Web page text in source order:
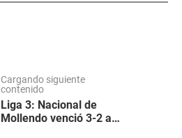
Cargando siguiente
contenido
Liga 3: Nacional de
Mollendo venció 3-2 a